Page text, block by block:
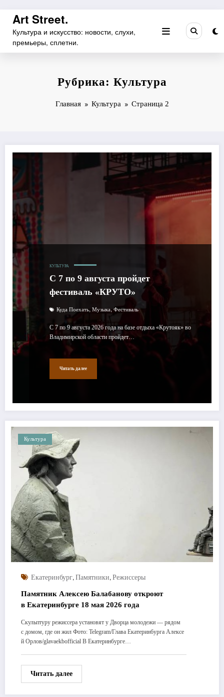
Перейти
содержимому
Art Street.
Культура и искусство: новости, слухи,
премьеры, сплетни.
Рубрика: Культура
Главная Культура Страница 2
КУЛЬТУРА
C 7 по 9 августа пройдет
фестиваль «КРУТО»
Куда Поехать, Музыка, Фестиваль
С 7 по 9 августа 2026 года на базе отдыха «Крутояк» во
Владимирской области пройдет…
Читать далее
Культура
Екатеринбург, Памятники, Режиссеры
Памятник Алексею Балабанову откроют
в Екатеринбурге 18 мая 2026 года
Скульптуру режиссера установят у Дворца молодежи — рядом
с домом, где он жил Фото: Telegram/Глава Екатеринбурга Алексе
й Орлов/glavaekbofficial В Екатеринбурге…
Читать далее